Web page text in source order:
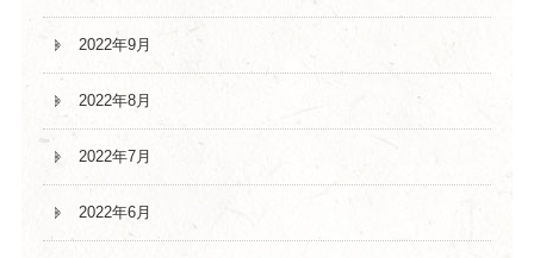
2022年9月
2022年8月
2022年7月
2022年6月